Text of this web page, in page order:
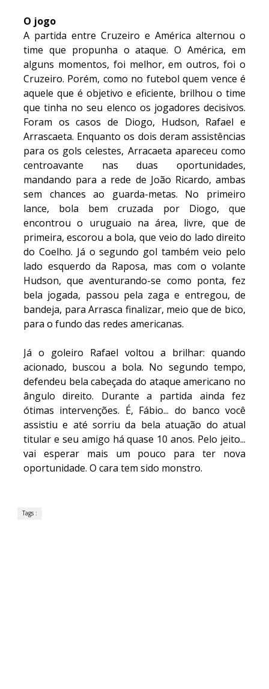
O jogo
A partida entre Cruzeiro e América alternou o
time que propunha o ataque. O América, em
alguns momentos, foi melhor, em outros, foi o
Cruzeiro. Porém, como no futebol quem vence é
aquele que é objetivo e eficiente, brilhou o time
que tinha no seu elenco os jogadores decisivos.
Foram os casos de Diogo, Hudson, Rafael e
Arrascaeta. Enquanto os dois deram assistências
para os gols celestes, Arracaeta apareceu como
centroavante nas duas oportunidades,
mandando para a rede de João Ricardo, ambas
sem chances ao guarda-metas. No primeiro
lance, bola bem cruzada por Diogo, que
encontrou o uruguaio na área, livre, que de
primeira, escorou a bola, que veio do lado direito
do Coelho. Já o segundo gol também veio pelo
lado esquerdo da Raposa, mas com o volante
Hudson, que aventurando-se como ponta, fez
bela jogada, passou pela zaga e entregou, de
bandeja, para Arrasca finalizar, meio que de bico,
para o fundo das redes americanas.
Já o goleiro Rafael voltou a brilhar: quando
acionado, buscou a bola. No segundo tempo,
defendeu bela cabeçada do ataque americano no
ângulo direito. Durante a partida ainda fez
ótimas intervenções. É, Fábio... do banco você
assistiu e até sorriu da bela atuação do atual
titular e seu amigo há quase 10 anos. Pelo jeito...
vai esperar mais um pouco para ter nova
oportunidade. O cara tem sido monstro.
Tags :